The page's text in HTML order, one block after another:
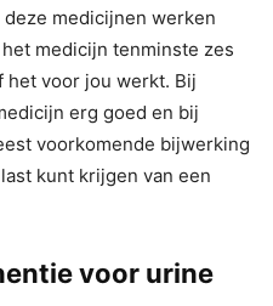
medicijnen werken
medicijn tenminste zes
het voor jou werkt. Bij
erg goed en bij
voorkomende bijwerking
kunt krijgen van een
voor urine